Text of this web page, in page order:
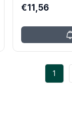
€11,56
1